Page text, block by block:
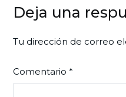
entradas
Deja una
Tu dirección de correo
Comentario *